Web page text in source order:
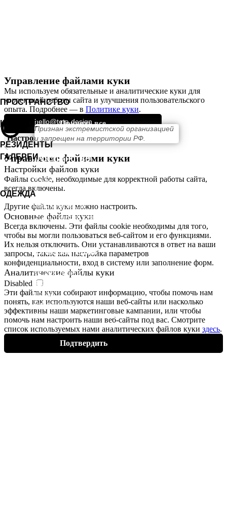
ПРОСТРАНСТВО
КАТАЛОГ
РЕЗИДЕНТЫ
ГАЛЕРЕИ
ОДЕЖДА
Управление файлами куки
Мы используем обязательные и аналитические куки для
корректной работы сайта и улучшения пользовательского
опыта. Подробнее — в Политике куки.
Принять все
Настроить куки-файлы
Управление файлами куки
Настройки файлов куки
Файлы cookie, необходимые для корректной работы сайта,
всегда включены.
Другие файлы куки можно настроить.
Основные файлы куки
Всегда включены. Эти файлы cookie необходимы для того,
чтобы вы могли пользоваться веб-сайтом и его функциями.
Их нельзя отключить. Они устанавливаются в ответ на ваши
запросы, такие как настройка параметров
конфиденциальности, вход в систему или заполнение форм.
Аналитические файлы куки
Disabled
Эти файлы куки собирают информацию, чтобы помочь нам
понять, как используются наши веб-сайты или насколько
эффективны наши маркетинговые кампании, или чтобы
помочь нам настроить наши веб-сайты под вас. Смотрите
список используемых нами аналитических файлов куки здесь.
Подтвердить
Признан экстремистской организацией
и запрещен на территории РФ.
hello@teta.design
+ 7 (911) 239 56 32
ПРОСТРАНСТВО
О нас
Выставки
Сотрудничество
Стать резидентом
ПОЛЬЗОВАТЕЛЯМ
Договор оферты
Обработка персональных
данных
Условия оплаты
Условия доставки и возврата